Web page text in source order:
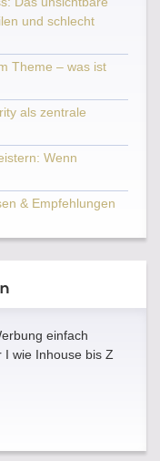
und schlecht
Theme – was ist
als zentrale
Wenn
& Empfehlungen
einfach
I wie Inhouse bis Z